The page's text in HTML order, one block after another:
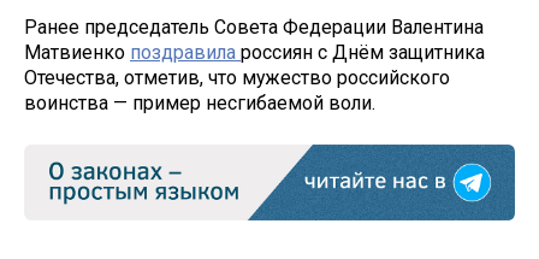
Ранее председатель Совета Федерации Валентина
Матвиенко поздравила россиян с Днём защитника
Отечества, отметив, что мужество российского
воинства — пример несгибаемой воли.